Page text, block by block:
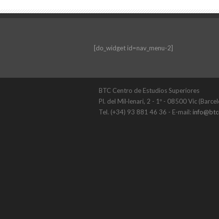
[do_widget id=nav_menu-2]
BTC Centro de Estudios Superiores
Pl. del Mil·lenari, 2 - 1º - 08500 Vic
Tel. (+34) 93 881 46 36 - E-mail: